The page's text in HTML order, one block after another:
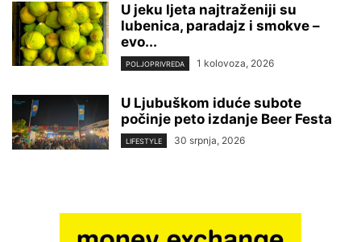
U jeku ljeta najtraženiji su
lubenica, paradajz i smokve –
evo...
POLJOPRIVREDA 1 kolovoza, 2026
U Ljubuškom iduće subote
počinje peto izdanje Beer Festa
LIFESTYLE 30 srpnja, 2026